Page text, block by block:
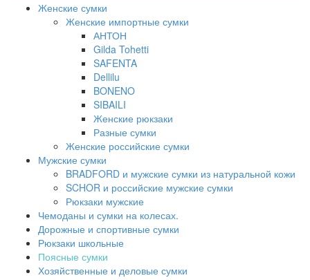
Женские сумки
Женские импортные сумки
АНТОН
Gilda Tohetti
SAFENTA
Dellilu
BONENO
SIBAILI
Женские рюкзаки
Разные сумки
Женские российские сумки
Мужские сумки
BRADFORD и мужские сумки из натуральной кожи
SCHOR и российские мужские сумки
Рюкзаки мужские
Чемоданы и сумки на колесах.
Дорожные и спортивные сумки
Рюкзаки школьные
Поясные сумки
Хозяйственные и деловые сумки